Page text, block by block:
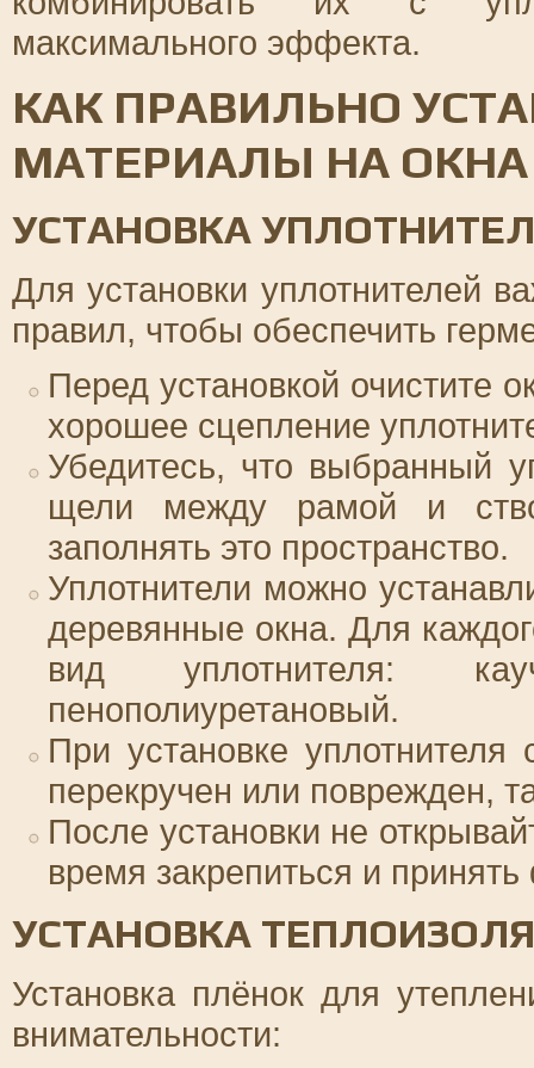
максимального эффекта.
КАК ПРАВИЛЬНО
МАТЕРИАЛЫ НА ОКНА
УСТАНОВКА
Для установки уплотнителей
правил, чтобы обеспечить
Перед установкой очистите
хорошее сцепление
Убедитесь, что выбранный
щели между рамой и
заполнять это пространство.
Уплотнители можно
деревянные окна. Для
вид уплотнителя:
пенополиуретановый.
При установке
перекручен или поврежден,
После установки не
время закрепиться и
УСТАНОВКА
Установка плёнок для
внимательности: